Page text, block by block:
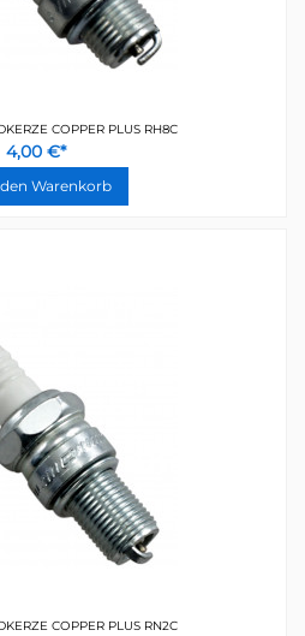
COPPER PLUS RH8C
4,00 €*
Warenkorb
COPPER PLUS RN2C